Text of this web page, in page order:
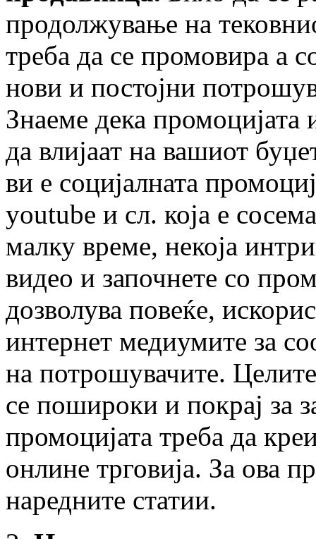
продолжување на
треба да се промовира а
нови и постојни
Знаеме дека
да влијаат на вашиот
ви е социјалната
youtube и сл. која е
малку време, некоја
видео и започнете со
дозволува повеќе,
интернет медиумите за
на потрошувачите.
се пошироки и покрај за
промоцијата треба да
онлине трговија. За ова
наредните статии.